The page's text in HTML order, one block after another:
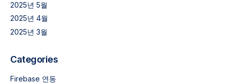
2025년 5월
2025년 4월
2025년 3월
Categories
Firebase 연동